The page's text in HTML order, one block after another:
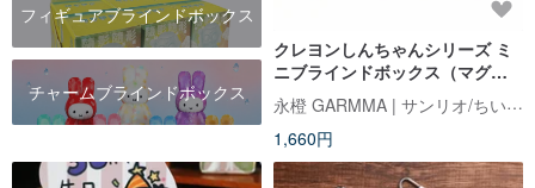
フィギュアブラインドボックス
チャームブラインドボックス
クレヨンしんちゃんシリーズ ミ
ニブラインドボックス（マグカ
ップシリーズ）小箱（全 2 種） 永橙 GARMMA | サンリオ/ちいかわ/もふさんど/クレヨンしんちゃん 台湾正規ストア
1,660円